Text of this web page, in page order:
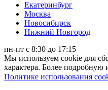
Екатеринбург
Москва
Новосибирск
Нижний Новгород
пн-пт с 8:30 до 17:15
Мы используем cookie для
характера. Более
Политике использования